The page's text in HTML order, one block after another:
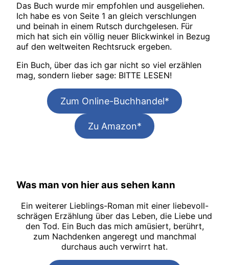
Das Buch wurde mir empfohlen und ausgeliehen.
Ich habe es von Seite 1 an gleich verschlungen
und beinah in einem Rutsch durchgelesen. Für
mich hat sich ein völlig neuer Blickwinkel in Bezug
auf den weltweiten Rechtsruck ergeben.
Ein Buch, über das ich gar nicht so viel erzählen
mag, sondern lieber sage: BITTE LESEN!
Zum Online-Buchhandel*
Zu Amazon*
Was man von hier aus sehen kann
Ein weiterer Lieblings-Roman mit einer liebevoll-
schrägen Erzählung über das Leben, die Liebe und
den Tod. Ein Buch das mich amüsiert, berührt,
zum Nachdenken angeregt und manchmal
durchaus auch verwirrt hat.